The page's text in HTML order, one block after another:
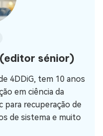
(editor sénior)
4DDiG, tem 10 anos
em ciência da
para recuperação de
de sistema e muito